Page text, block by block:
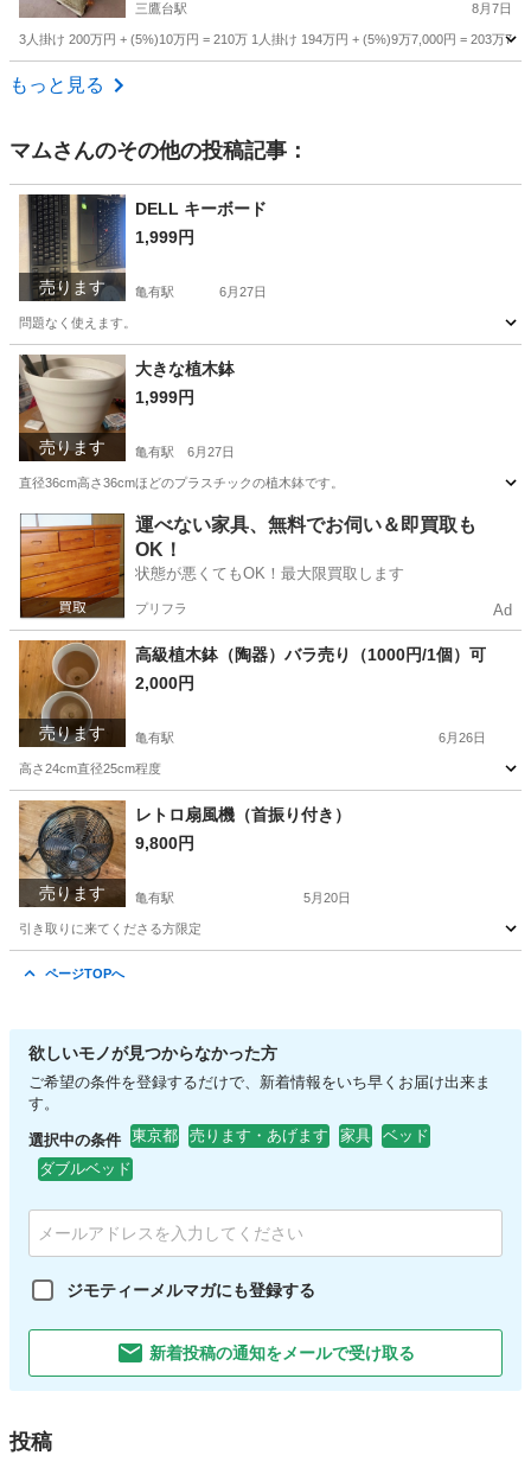
三鷹台駅 8月7日
3人掛け 200万円 + (5%)10万円 = 210万 1人掛け 194万円 + (5%)9万7,000円 = 203万
東京 杉並区
もっと見る
マムさんのその他の投稿記事：
売ります
DELL キーボード
1,999円
亀有駅 6月27日
問題なく使えます。
東京 葛飾区 亀有駅 周辺機器
売ります
大きな植木鉢
1,999円
亀有駅 6月27日
直径36cm高さ36cmほどのプラスチックの植木鉢です。
東京 葛飾区 亀有駅 その他
運べない家具、無料でお伺い＆即買取も
OK！
状態が悪くてもOK！最大限買取します
プリフラ Ad
売ります
高級植木鉢（陶器）バラ売り（1000円/1個）可
2,000円
亀有駅 6月26日
高さ24cm直径25cm程度
東京 葛飾区 亀有駅 家庭用品
売ります
レトロ扇風機（首振り付き）
9,800円
亀有駅 5月20日
引き取りに来てくださる方限定
ページTOPへ
欲しいモノが見つからなかった方
ご希望の条件を登録するだけで、新着情報をいち早くお届け出来ま
す。
選択中の条件 東京都 売ります・あげます 家具
ベッド
ダブルベッド
ジモティーメルマガにも登録する
新着投稿の通知をメールで受け取る
投稿